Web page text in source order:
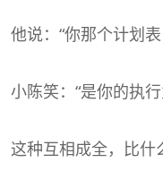
他说：“你那个计划
小陈笑：“是你的执
这种互相成全，比什